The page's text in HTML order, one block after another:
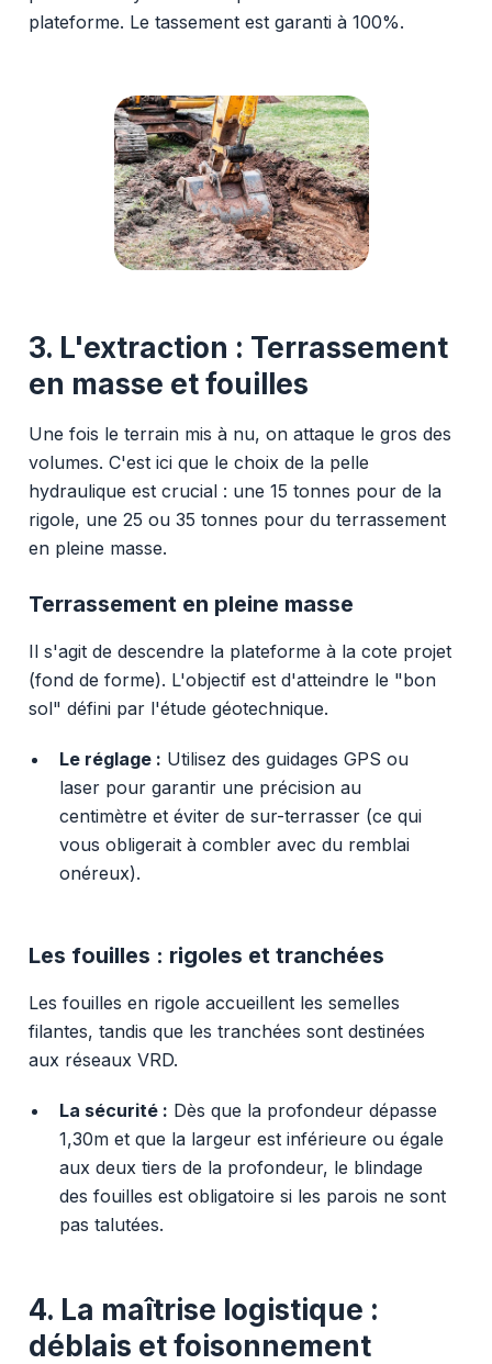
plateforme. Le tassement est garanti à 100%.
3. L'extraction : Terrassement
en masse et fouilles
Une fois le terrain mis à nu, on attaque le gros des
volumes. C'est ici que le choix de la pelle
hydraulique est crucial : une 15 tonnes pour de la
rigole, une 25 ou 35 tonnes pour du terrassement
en pleine masse.
Terrassement en pleine masse
Il s'agit de descendre la plateforme à la cote projet
(fond de forme). L'objectif est d'atteindre le "bon
sol" défini par l'étude géotechnique.
Le réglage : Utilisez des guidages GPS ou
laser pour garantir une précision au
centimètre et éviter de sur-terrasser (ce qui
vous obligerait à combler avec du remblai
onéreux).
Les fouilles : rigoles et tranchées
Les fouilles en rigole accueillent les semelles
filantes, tandis que les tranchées sont destinées
aux réseaux VRD.
La sécurité : Dès que la profondeur dépasse
1,30m et que la largeur est inférieure ou égale
aux deux tiers de la profondeur, le blindage
des fouilles est obligatoire si les parois ne sont
pas talutées.
4. La maîtrise logistique :
déblais et foisonnement